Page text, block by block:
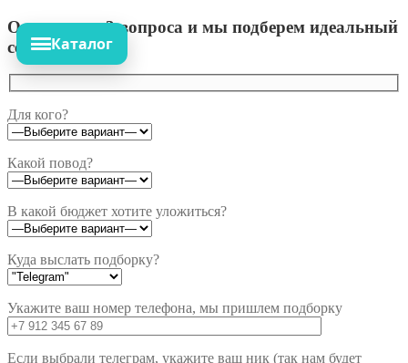
Ответьте на 3 вопроса и мы подберем идеальный
сет!
Для кого?
Какой повод?
В какой бюджет хотите уложиться?
Куда выслать подборку?
Укажите ваш номер телефона, мы пришлем подборку
Если выбрали телеграм, укажите ваш ник (так нам будет
Каталог